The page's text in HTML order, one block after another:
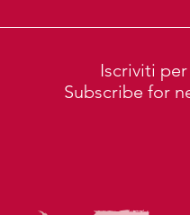
Iscriviti
Subscribe for